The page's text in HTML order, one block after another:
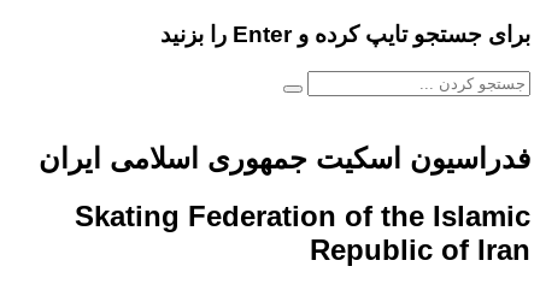
برای جستجو تایپ کرده و Enter را بزنید
فدراسیون اسکیت جمهوری اسلامی ایران
Skating Federation of the Islamic
Republic of Iran